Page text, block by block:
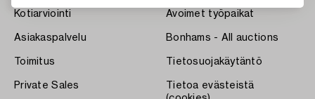
Kotiarviointi
Asiakaspalvelu
Toimitus
Private Sales
Avoimet työpaikat
Bonhams - All auctions
Tietosuojakäytäntö
Tietoa evästeistä